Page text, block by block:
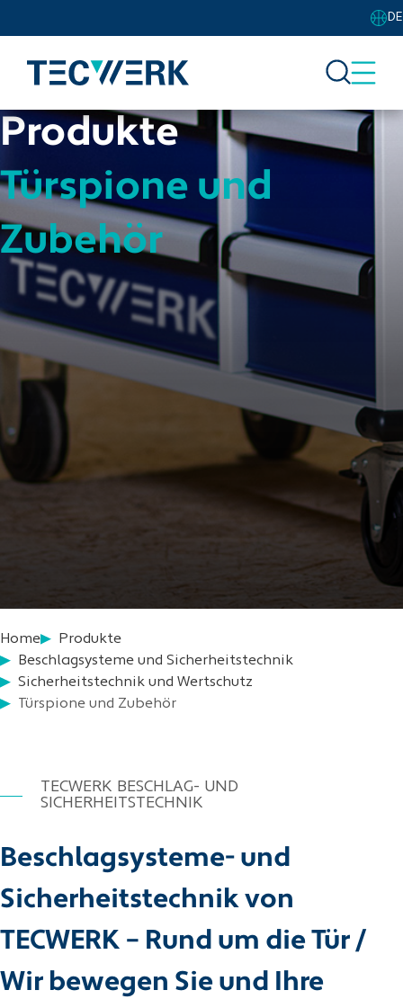
DE
Produkte
Türspione und
Zubehör
Home
Produkte
Beschlagsysteme und Sicherheitstechnik
Sicherheitstechnik und Wertschutz
Türspione und Zubehör
Beschlagsysteme- und
Sicherheitstechnik von
TECWERK – Rund um die Tür /
Wir bewegen Sie und Ihre
TECWERK BESCHLAG- UND
SICHERHEITSTECHNIK